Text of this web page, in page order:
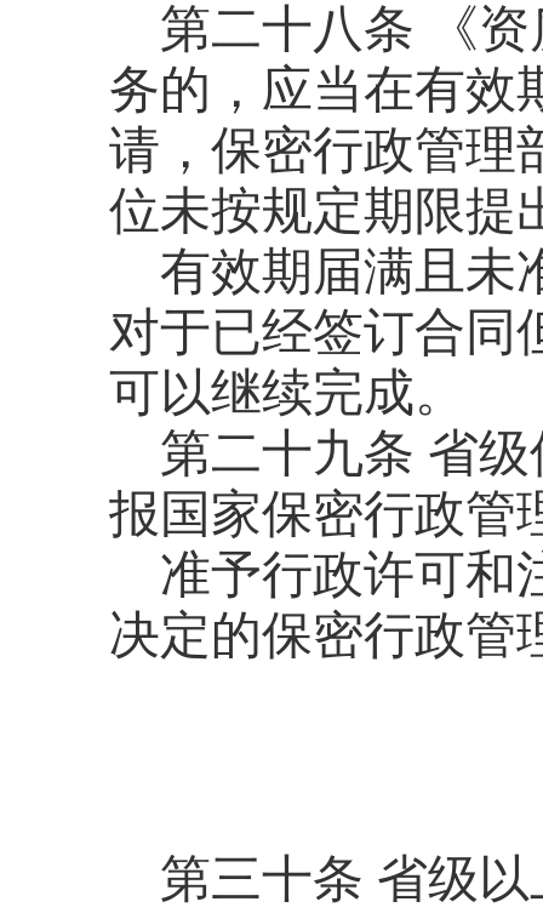
第二十八条
《
务的，应当在有效
请，保密行政管理
位未按规定期限提
有效期届满且未
对于已经签订合同
可以继续完成。
第二十九条 省
报国家保密行政管
准予行政许可和
决定的保密行政管
第三十条 省级